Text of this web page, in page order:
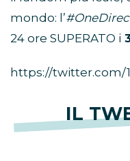
mondo: l’
24 ore SUPERATO i
https://twitter.com/
IL